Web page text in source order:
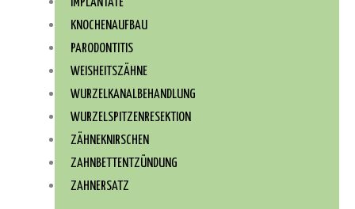
IMPLANTATE
KNOCHENAUFBAU
PARODONTITIS
WEISHEITSZÄHNE
WURZEL­KANAL­BEHANDLUNG
WURZEL­SPITZEN­RESEKTION
ZÄHNEKNIRSCHEN
ZAHNBETTENTZÜNDUNG
ZAHNERSATZ